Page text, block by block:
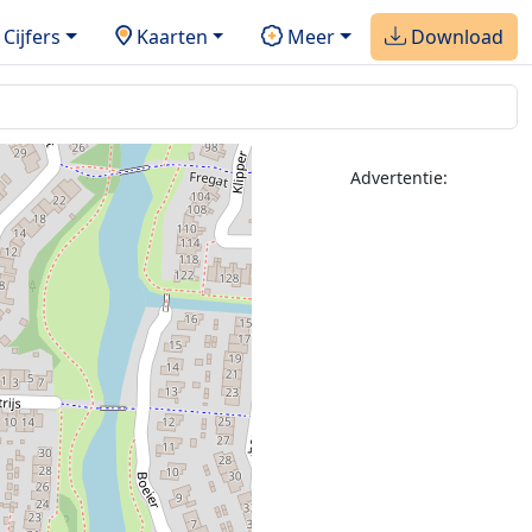
Cijfers Kaarten Meer Download
Advertentie: